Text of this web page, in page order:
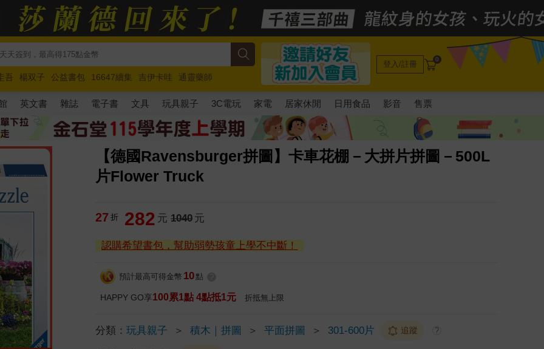
吾 楊双子 公益書包 16647續集 吉伊卡哇
通靈藥師
路邊攤新作
馬斯克 玩具總動員5 超慢跑
登入/註冊 0
英文書 雜誌 電子書 文具 玩具親子 3C電玩 家電 居家休閒 日用食品 影音 售票
【德國Ravensburger拼圖】卡車花棚－大拼片拼圖－500L
片Flower Truck
27 折 282 元 1040 元
認購希望書包，幫助弱勢孩童上學不中斷！
預計最高可得金幣 10 點
HAPPY GO享100累1點 4點抵1元 折抵無上限
分類：玩具親子 ＞ 積木｜拼圖 ＞ 平面拼圖 ＞ 301-600片 追蹤 ?